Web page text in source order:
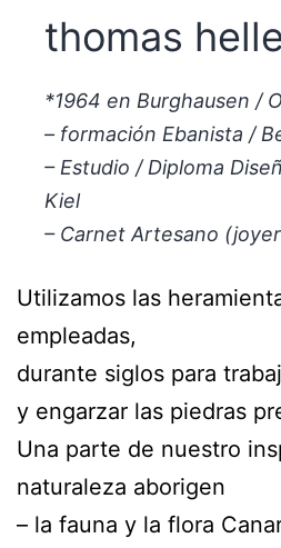
thomas
*1964 en Burghausen /
– formación Ebanista /
– Estudio / Diploma
Kiel
– Carnet Artesano
Utilizamos las
empleadas,
durante siglos para
y engarzar las piedras
Una parte de nuestro
naturaleza aborigen
– la fauna y la flora